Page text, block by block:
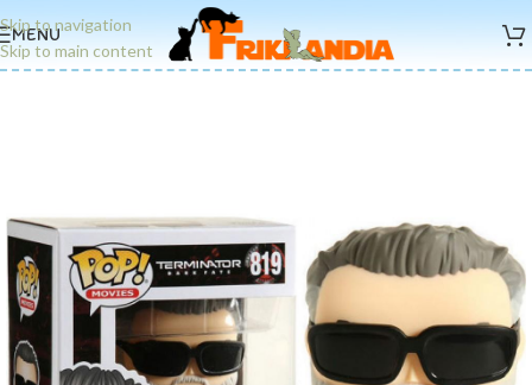
Skip to navigation
Skip to main content
MENU